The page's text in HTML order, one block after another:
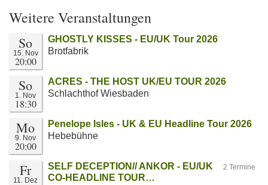
Weitere Veranstaltungen
So
15. Nov
20:00
GHOSTLY KISSES - EU/UK Tour 2026
Brotfabrik
So
1. Nov
18:30
ACRES - THE HOST UK/EU TOUR 2026
Schlachthof Wiesbaden
Mo
9. Nov
20:00
Penelope Isles - UK & EU Headline Tour 2026
Hebebühne
Fr
11. Dez
2 Termine
SELF DECEPTION// ANKOR - EU/UK
CO-HEADLINE TOUR…